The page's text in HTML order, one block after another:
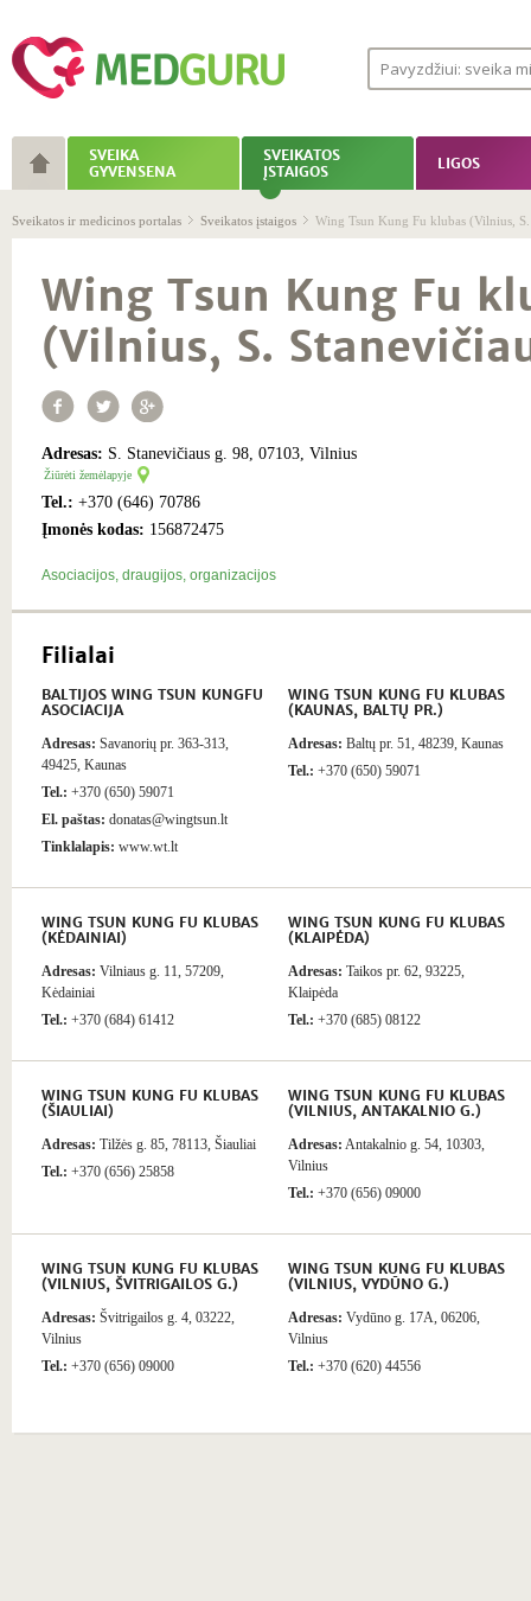
SVEIKA
GYVENSENA
SVEIKATOS
ĮSTAIGOS
LIGOS
Sveikatos ir medicinos portalas Sveikatos įstaigos Wing Tsun Kung Fu klubas (Vilnius,
Wing Tsun Kung Fu
(Vilnius, S.
Adresas: S. Stanevičiaus g. 98, 07103, Vilnius
Žiūrėti žemėlapyje
Tel.: +370 (646) 70786
Įmonės kodas: 156872475
Asociacijos, draugijos, organizacijos
Filialai
BALTIJOS WING TSUN KUNGFU
ASOCIACIJA
Adresas: Savanorių pr. 363-313,
49425, Kaunas
Tel.: +370 (650) 59071
El. paštas: donatas@wingtsun.lt
Tinklalapis: www.wt.lt
WING TSUN KUNG FU KLUBAS
(KAUNAS, BALTŲ PR.)
Adresas: Baltų pr. 51, 48239, Kaunas
Tel.: +370 (650) 59071
WING TSUN KUNG FU KLUBAS
(KĖDAINIAI)
Adresas: Vilniaus g. 11, 57209,
Kėdainiai
Tel.: +370 (684) 61412
WING TSUN KUNG FU KLUBAS
(KLAIPĖDA)
Adresas: Taikos pr. 62, 93225,
Klaipėda
Tel.: +370 (685) 08122
WING TSUN KUNG FU KLUBAS
(ŠIAULIAI)
Adresas: Tilžės g. 85, 78113, Šiauliai
Tel.: +370 (656) 25858
WING TSUN KUNG FU KLUBAS
(VILNIUS, ANTAKALNIO G.)
Adresas: Antakalnio g. 54, 10303,
Vilnius
Tel.: +370 (656) 09000
WING TSUN KUNG FU KLUBAS
(VILNIUS, ŠVITRIGAILOS G.)
Adresas: Švitrigailos g. 4, 03222,
Vilnius
Tel.: +370 (656) 09000
WING TSUN KUNG FU KLUBAS
(VILNIUS, VYDŪNO G.)
Adresas: Vydūno g. 17A, 06206,
Vilnius
Tel.: +370 (620) 44556